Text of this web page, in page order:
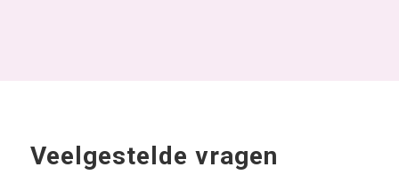
Veelgestelde vragen